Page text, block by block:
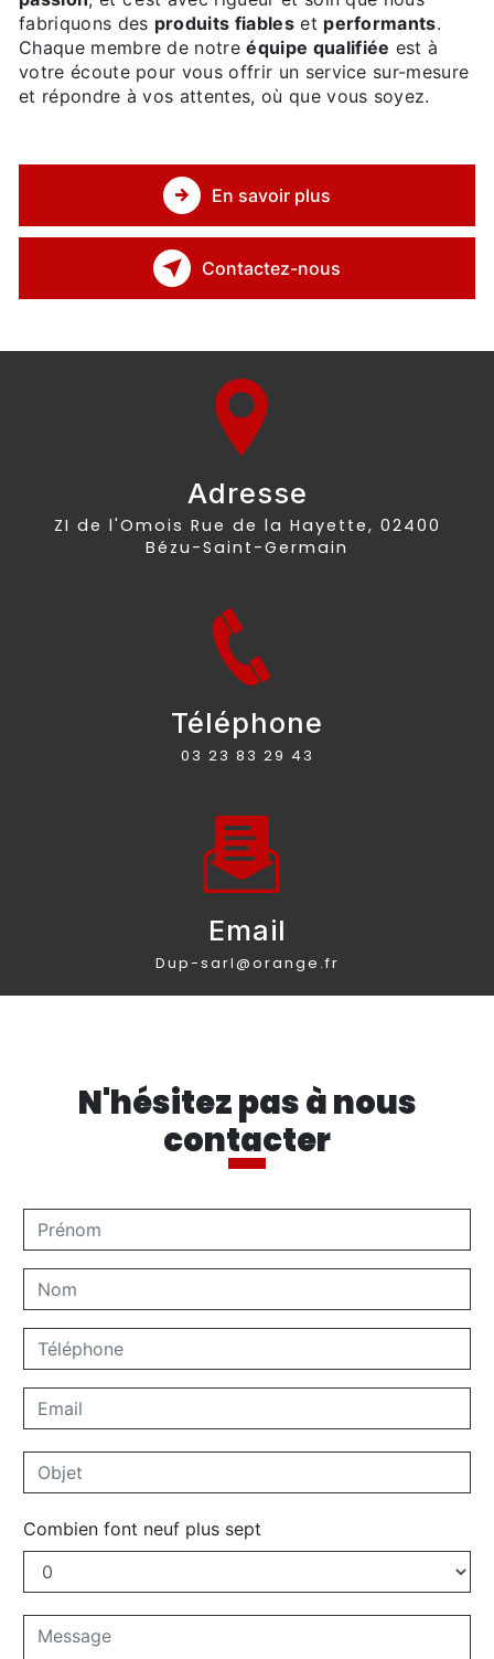
fabriquons des produits fiableset performants.
Chaque membre de notreéquipe qualifiée est à
votre écoute pour vous offrir un service sur-mesure
et répondre à vos attentes, où que vous soyez.
En savoir plus
Contactez-nous
Adresse
ZI de l'Omois Rue de la Hayette, 02400
Bézu-Saint-Germain
Téléphone
03 23 83 29 43
Email
dup-sarl@orange.fr
N'hésitez pas à nous
contacter
Combien font neuf plus sept